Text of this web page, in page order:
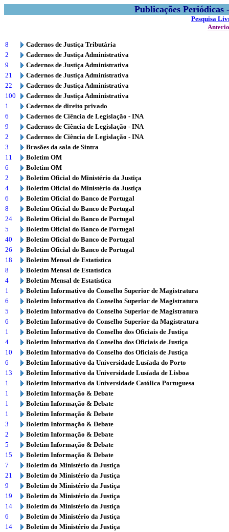
Publicações
Pesquisa
8
Cadernos de Justiça Tributária
2
Cadernos de Justiça Administrativa
9
Cadernos de Justiça Administrativa
21
Cadernos de Justiça Administrativa
22
Cadernos de Justiça Administrativa
100
Cadernos de Justiça Administrativa
1
Cadernos de direito privado
6
Cadernos de Ciência de Legislação - INA
9
Cadernos de Ciência de Legislação - INA
2
Cadernos de Ciência de Legislação - INA
3
Brasões da sala de Sintra
11
Boletim OM
6
Boletim OM
2
Boletim Oficial do Ministério da Justiça
4
Boletim Oficial do Ministério da Justiça
6
Boletim Oficial do Banco de Portugal
8
Boletim Oficial do Banco de Portugal
24
Boletim Oficial do Banco de Portugal
5
Boletim Oficial do Banco de Portugal
40
Boletim Oficial do Banco de Portugal
26
Boletim Oficial do Banco de Portugal
18
Boletim Mensal de Estatística
8
Boletim Mensal de Estatística
4
Boletim Mensal de Estatística
1
Boletim Informativo do Conselho Superior de Magistratura
6
Boletim Informativo do Conselho Superior de Magistratura
5
Boletim Informativo do Conselho Superior de Magistratura
6
Boletim Informativo do Conselho Superior da Magistratura
1
Boletim Informativo do Conselho dos Oficiais de Justiça
4
Boletim Informativo do Conselho dos Oficiais de Justiça
10
Boletim Informativo do Conselho dos Oficiais de Justiça
6
Boletim Informativo da Universidade Lusíada do Porto
13
Boletim Informativo da Universidade Lusíada de Lisboa
1
Boletim Informativo da Universidade Católica Portuguesa
1
Boletim Informação & Debate
1
Boletim Informação & Debate
1
Boletim Informação & Debate
3
Boletim Informação & Debate
2
Boletim Informação & Debate
5
Boletim Informação & Debate
15
Boletim Informação & Debate
7
Boletim do Ministério da Justiça
21
Boletim do Ministério da Justiça
9
Boletim do Ministério da Justiça
19
Boletim do Ministério da Justiça
14
Boletim do Ministério da Justiça
6
Boletim do Ministério da Justiça
14
Boletim do Ministério da Justiça